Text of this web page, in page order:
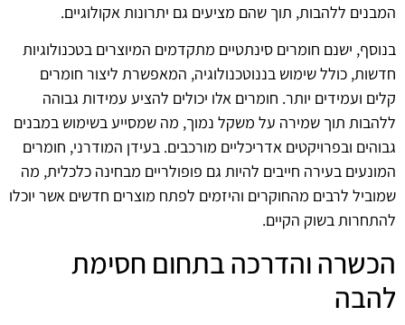
המבנים ללהבות, תוך שהם מציעים גם יתרונות אקולוגיים.
בנוסף, ישנם חומרים סינתטיים מתקדמים המיוצרים בטכנולוגיות
חדשות, כולל שימוש בננוטכנולוגיה, המאפשרת ליצור חומרים
קלים ועמידים יותר. חומרים אלו יכולים להציע עמידות גבוהה
ללהבות תוך שמירה על משקל נמוך, מה שמסייע בשימוש במבנים
גבוהים ובפרויקטים אדריכליים מורכבים. בעידן המודרני, חומרים
המונעים בעירה חייבים להיות גם פופולריים מבחינה כלכלית, מה
שמוביל לרבים מהחוקרים והיזמים לפתח מוצרים חדשים אשר יוכלו
להתחרות בשוק הקיים.
הכשרה והדרכה בתחום חסימת
להבה